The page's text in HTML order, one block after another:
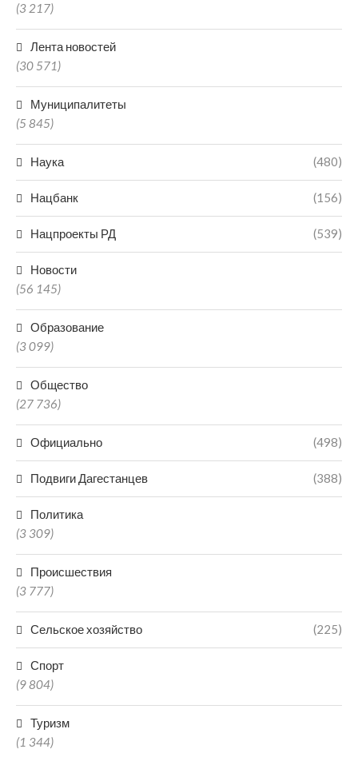
(3 217)
Лента новостей
(30 571)
Муниципалитеты
(5 845)
Наука (480)
Нацбанк (156)
Нацпроекты РД (539)
Новости
(56 145)
Образование
(3 099)
Общество
(27 736)
Официально (498)
Подвиги Дагестанцев (388)
Политика
(3 309)
Происшествия
(3 777)
Сельское хозяйство (225)
Спорт
(9 804)
Туризм
(1 344)